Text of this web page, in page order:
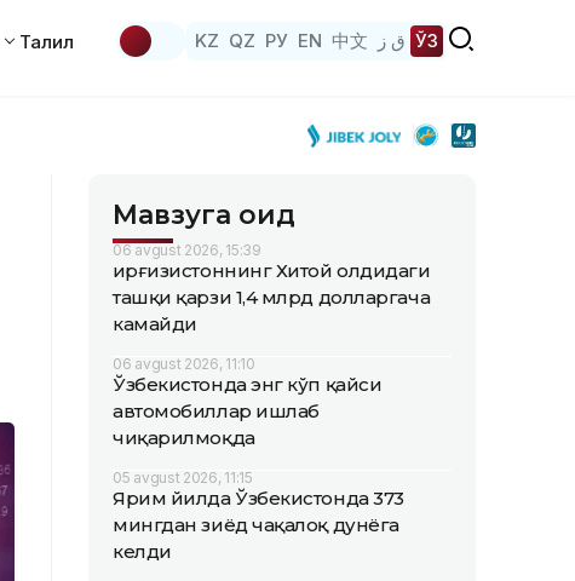
Таҳлил KZ QZ РУ EN 中文 ق ز ЎЗ
Мавзуга оид
06 avgust 2026, 15:39
Қирғизистоннинг Хитой олдидаги
ташқи қарзи 1,4 млрд долларгача
камайди
06 avgust 2026, 11:10
Ўзбекистонда энг кўп қайси
автомобиллар ишлаб
чиқарилмоқда
05 avgust 2026, 11:15
Ярим йилда Ўзбекистонда 373
мингдан зиёд чақалоқ дунёга
келди